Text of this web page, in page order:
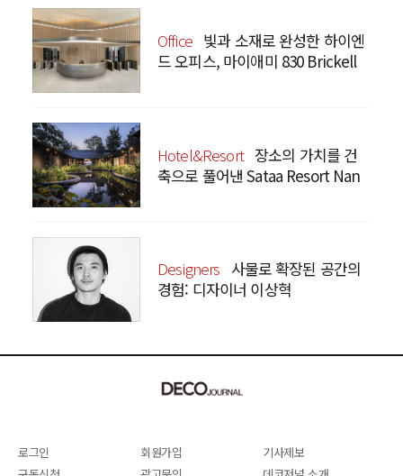
Office 빛과 소재로 완성한 하이엔
드 오피스, 마이애미 830 Brickell
Hotel&Resort 장소의 가치를 건
축으로 풀어낸 Sataa Resort Nan
Designers 사물로 확장된 공간의
경험: 디자이너 이상혁
로그인 회원가입
기사제보